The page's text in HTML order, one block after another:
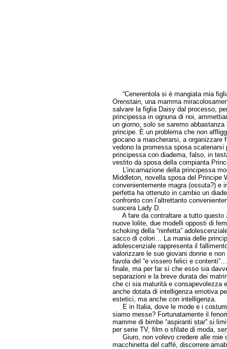
“Cenerentola si è mangiata mia
Orenstain, una mamma
salvare la figlia Daisy dal processo,
principessa in ognuna di noi,
un giorno, solo se saremo
principe. È un problema che non
giocano a mascherarsi, a
vedono la promessa sposa
principessa con diadema, falso, in
vestito da sposa della compianta
L’incarnazione della principessa
Middleton, novella sposa del Principe
convenientemente magra (ossuta?) e
perfetta ha ottenuto in cambio un
confronto con l’altrettanto
suocera Lady D.
A fare da contraltare a tutto questo
nuove lolite, due modelli opposti di
schoking della “ninfetta”
sacco di colori… La mania delle
adolescenziale rappresenta il
valorizzare le sue giovani donne e
favola del “e vissero felici e
finale, ma per far sì che esso sia
separazioni e la breve durata dei
che ci sia maturità e consapevolezza
anche dotata di intelligenza emotiva
estetici, ma anche con intelligenza.
E in Italia, dove le mode e i costumi
siamo messe? Fortunatamente il
mamme di bimbe “aspiranti star” si
per serie TV, film o sfilate di moda,
Giuro, non volevo credere alle mie
macchinetta del caffè, discorrere